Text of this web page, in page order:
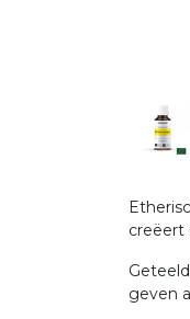
creëert
geven